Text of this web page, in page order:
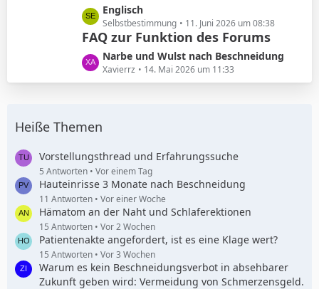
L
e
t
z
t
e
i
r
ä
g
e
Englisch
Selbstbestimmung 11. Juni 2026 um 08:38
FAQ zur Funktion des Forums
L
e
t
e
e
i
t
r
ä
g
e
Narbe und Wulst nach Beschneidung
Xavierrz 14. Mai 2026 um 11:33
Heiße Themen
Vorstellungsthread und Erfahrungssuche
5 Antworten Vor einem Tag
Hauteinrisse 3 Monate nach Beschneidung
11 Antworten Vor einer Woche
Hämatom an der Naht und Schlaferektionen
15 Antworten Vor 2 Wochen
Patientenakte angefordert, ist es eine Klage wert?
15 Antworten Vor 3 Wochen
Warum es kein Beschneidungsverbot in absehbarer
Zukunft geben wird: Vermeidung von Schmerzensgeld.